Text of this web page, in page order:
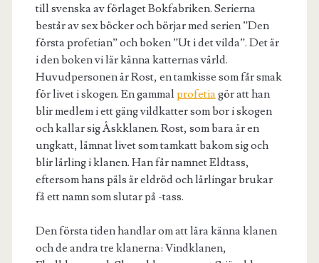
till svenska av förlaget Bokfabriken. Serierna
består av sex böcker och börjar med serien ”Den
första profetian” och boken ”Ut i det vilda”. Det är
i den boken vi lär känna katternas värld.
Huvudpersonen är Rost, en tamkisse som får smak
för livet i skogen. En gammal profetiagör att han
blir medlem i ett gäng vildkatter som bor i skogen
och kallar sig Åskklanen. Rost, som bara är en
ungkatt, lämnat livet som tamkatt bakom sig och
blir lärling i klanen. Han får namnet Eldtass,
eftersom hans päls är eldröd och lärlingar brukar
få ett namn som slutar på -tass.
Den första tiden handlar om att lära känna klanen
och de andra tre klanerna: Vindklanen,